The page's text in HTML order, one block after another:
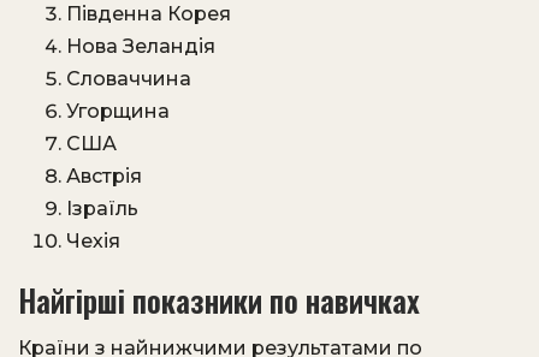
Південна Корея
Нова Зеландія
Словаччина
Угорщина
США
Австрія
Ізраїль
Чехія
Найгірші показники по навичках
Країни з найнижчими результатами по